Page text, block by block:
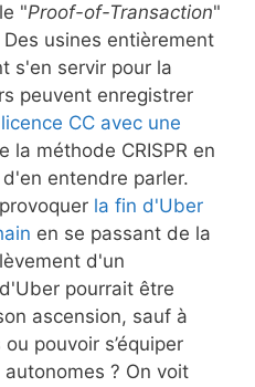
"Proof-of-Transaction"
Des usines entièrement
s'en servir pour la
peuvent enregistrer
licence CC avec une
la méthode CRISPR en
entendre parler.
la fin d'Uber
en se passant de la
d'un
pourrait être
ascension, sauf à
pouvoir s’équiper
? On voit